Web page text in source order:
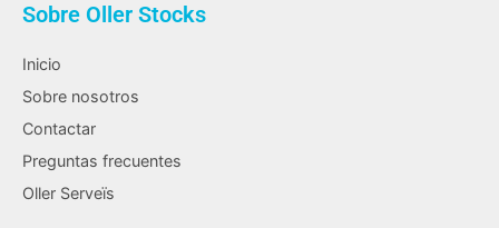
Sobre Oller Stocks
Inicio
Sobre nosotros
Contactar
Preguntas frecuentes
Oller Serveïs